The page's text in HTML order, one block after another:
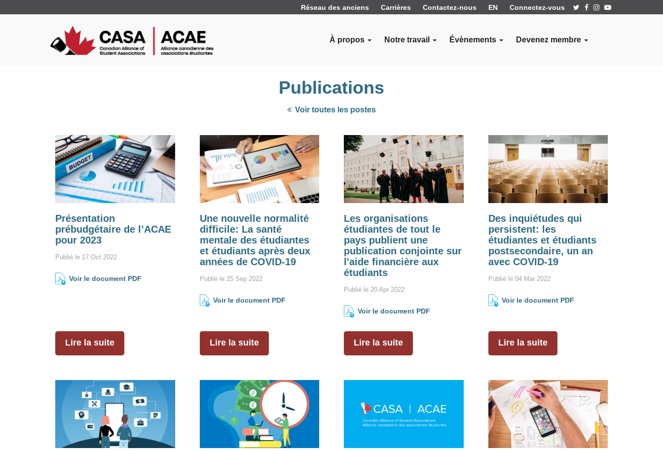
Réseau des anciens Carrières Contactez-nous EN Connectez-vous
À propos Notre travail Évènements Devenez membre
Publications
Voir toutes les postes
Présentation
prébudgétaire de l’ACAE
pour 2023
Publié le 17 Oct 2022
Voir le document PDF
Lire la suite
Une nouvelle normalité
difficile: La santé
mentale des étudiantes
et étudiants après deux
années de COVID-19
Publié le 25 Sep 2022
Voir le document PDF
Lire la suite
Les organisations
étudiantes de tout le
pays publient une
publication conjointe sur
l'aide financière aux
étudiants
Publié le 20 Apr 2022
Voir le document PDF
Lire la suite
Des inquiétudes qui
persistent: les
étudiantes et étudiants
postsecondaire, un an
avec COVID-19
Publié le 04 Mar 2022
Voir le document PDF
Lire la suite